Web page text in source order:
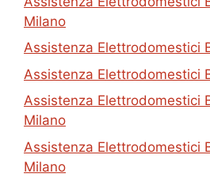
Milano
Assistenza Elettrodomestici
Assistenza Elettrodomestici
Assistenza Elettrodomestici
Milano
Assistenza Elettrodomestici
Milano